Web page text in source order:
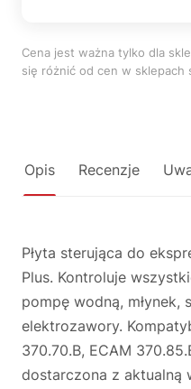
Cena jest ważna tylko dla
się różnić od cen w sklepach
Opis Recenzje
Płyta sterująca do
Plus. Kontroluje
pompę wodną, młynek,
elektrozawory.
370.70.B, ECAM
dostarczona z aktualną